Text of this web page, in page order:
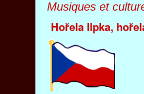
Musiques et
Hořela lipka,